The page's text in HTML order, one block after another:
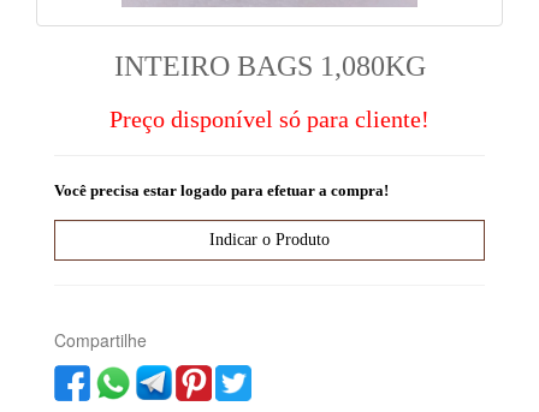
INTEIRO BAGS 1,080KG
Preço disponível só para cliente!
Você precisa estar logado para efetuar a compra!
Compartilhe